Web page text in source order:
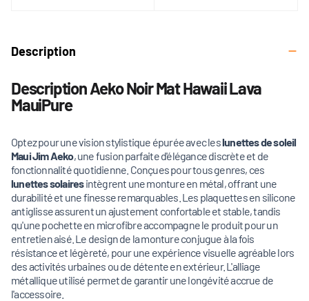
Description
Description Aeko Noir Mat Hawaii Lava
MauiPure
Optez pour une vision stylistique épurée avec leslunettes de soleil
Maui Jim Aeko, une fusion parfaite d'élégance discrète et de
fonctionnalité quotidienne. Conçues pour tous genres, ces
lunettes solairesintègrent une monture en métal, offrant une
durabilité et une finesse remarquables. Les plaquettes en silicone
antiglisse assurent un ajustement confortable et stable, tandis
qu'une pochette en microfibre accompagne le produit pour un
entretien aisé. Le design de la monture conjugue à la fois
résistance et légèreté, pour une expérience visuelle agréable lors
des activités urbaines ou de détente en extérieur. L'alliage
métallique utilisé permet de garantir une longévité accrue de
l'accessoire.